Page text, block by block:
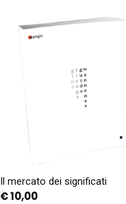
Il mercato dei significati
€10,00